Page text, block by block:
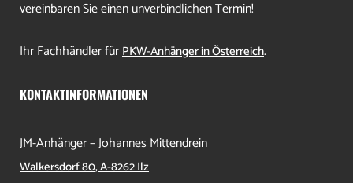
vereinbaren Sie einen unverbindlichen Termin!
Ihr Fachhändler fürPKW-Anhänger in Österreich.
KONTAKTINFORMATIONEN
JM-Anhänger – Johannes Mittendrein
Walkersdorf 80, A-8262 Ilz